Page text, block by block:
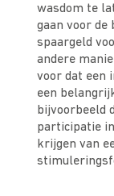
wasdom te
gaan voor
spaargeld
andere
voor dat een
een
bijvoorbeeld
participatie
krijgen van